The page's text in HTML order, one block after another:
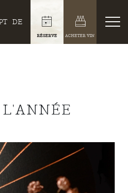
DE
RÉSERVE ACHETER VIN